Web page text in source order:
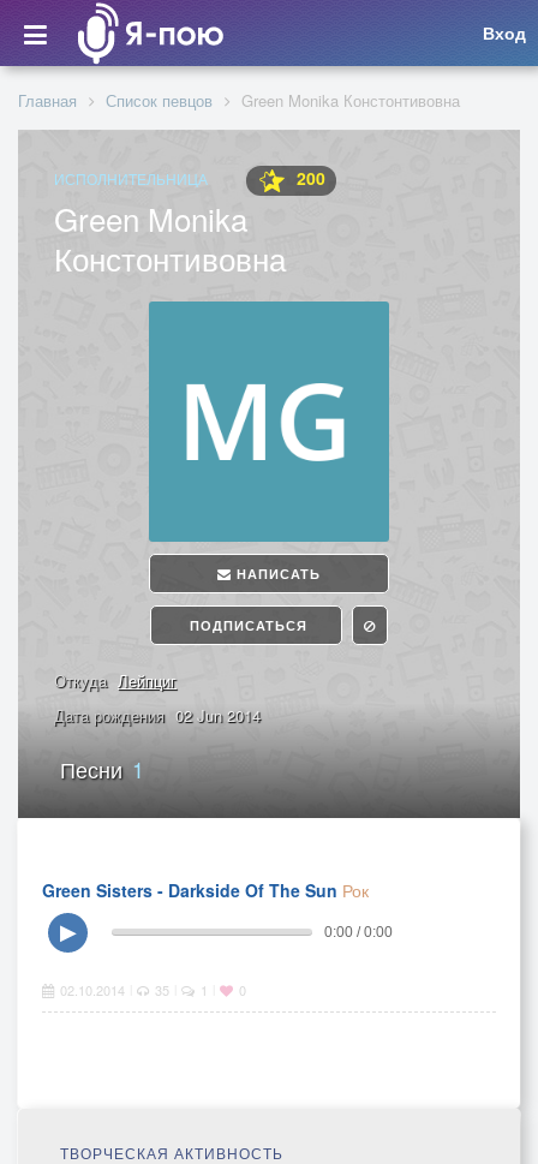
Вход
Главная Список певцов Green Monika Констонтивовна
ИСПОЛНИТЕЛЬНИЦА 200
Green Monika
Констонтивовна
НАПИСАТЬ
ПОДПИСАТЬСЯ
Откуда Лейпциг
Дата рождения 02 Jun 2014
Песни 1
Green Sisters - Darkside Of The Sun Рок
▶
0:00 / 0:00
02.10.2014 35 1 0
ТВОРЧЕСКАЯ АКТИВНОСТЬ